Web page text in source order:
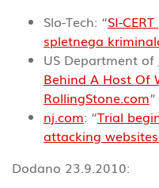
Slo-Tech: “SI-
spletnega
US Department of
Behind A Host Of
RollingStone.com”
nj.com: “Trial
attacking
Dodano 23.9.2010: